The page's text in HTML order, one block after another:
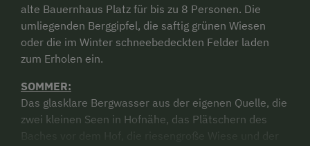
alte Bauernhaus Platz für bis zu 8 Personen. Die
umliegenden Berggipfel, die saftig grünen Wiesen
oder die im Winter schneebedeckten Felder laden
zum Erholen ein.
SOMMER:
Das glasklare Bergwasser aus der eigenen Quelle, die
zwei kleinen Seen in Hofnähe, das Plätschern des
Baches vor dem Hof, die riesengroße Wiese und der